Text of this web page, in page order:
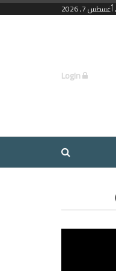
7, 2026